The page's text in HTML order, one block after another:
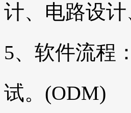
计、电路设
5、软件流程
试。(ODM)